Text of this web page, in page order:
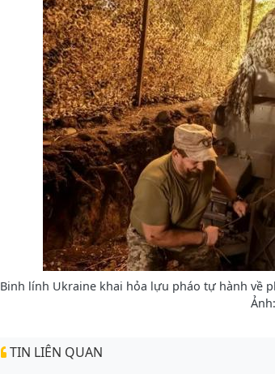
Binh lính Ukraine khai hỏa lựu pháo tự hành về
TIN LIÊN QUAN